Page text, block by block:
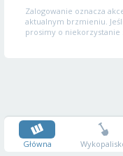
Zalogowanie oznacza
aktualnym brzmieniu.
prosimy o niekorzystanie
Główna